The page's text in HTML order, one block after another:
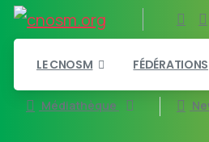
LE CNOSM FÉDÉRATIONS
Médiathèque